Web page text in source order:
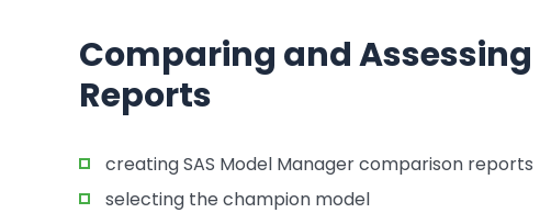
Comparing and
Reports
creating SAS Model Manager comparison reports
selecting the champion model